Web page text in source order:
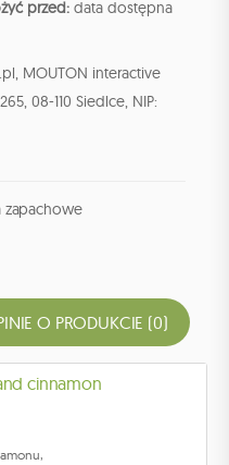
przed: data dostępna
MOUTON interactive
08-110 Siedlce, NIP:
zapachowe
O PRODUKCIE (0)
cinnamon